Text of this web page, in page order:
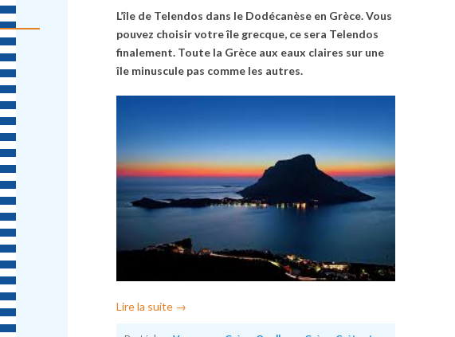
L’île de Telendos dans le Dodécanèse en Grèce. Vous
pouvez choisir votre île grecque, ce sera Telendos
finalement. Toute la Grèce aux eaux claires sur une
île minuscule pas comme les autres.
Lire la suite →